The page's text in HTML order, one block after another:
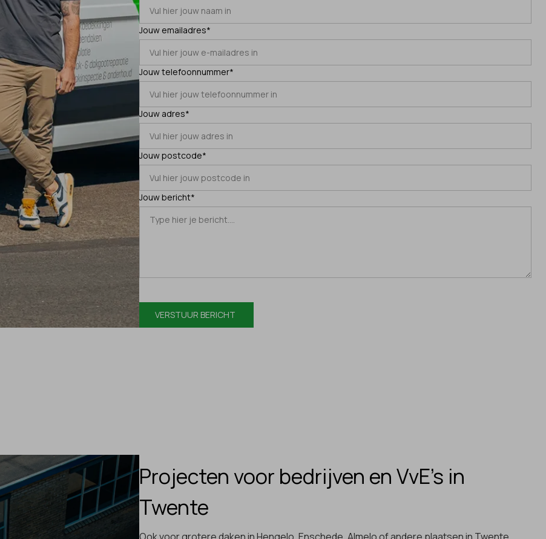
Jouw emailadres*
Jouw telefoonnummer*
Jouw adres*
Jouw postcode*
Jouw bericht*
Projecten voor bedrijven en VvE’s in
Twente